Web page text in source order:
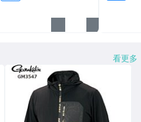
路亞軟餌
路亞環
看更多